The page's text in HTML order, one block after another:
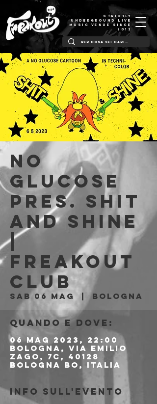
STRICTLY
UNDERGROUND LIVE
MUSIC VENUE SINCE
2012
No
Glucose
pres. SHIT
AND SHINE
|
Freakout
Club
sab 06 mag
  |
Bologna
Quando e dove:
06 mag 2023, 22:00
Bologna, Via Emilio
Zago, 7c, 40128
Bologna BO, Italia
Info sull'evento